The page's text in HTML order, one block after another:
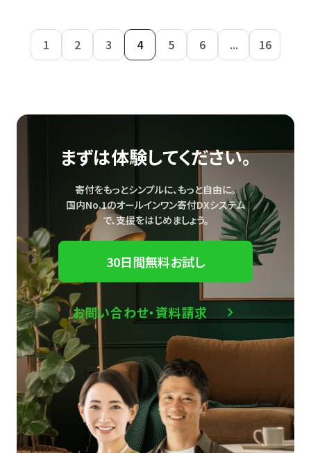
1 2 3 4 5 6 ... 16
まずは体験してください。
寄付をもっとシンプルに、もっと自由に。
国内No.1のオールインワン寄付DXシステム
で、支援をはじめましょう。
30日間無料お試し
お問い合わせ・資料請求